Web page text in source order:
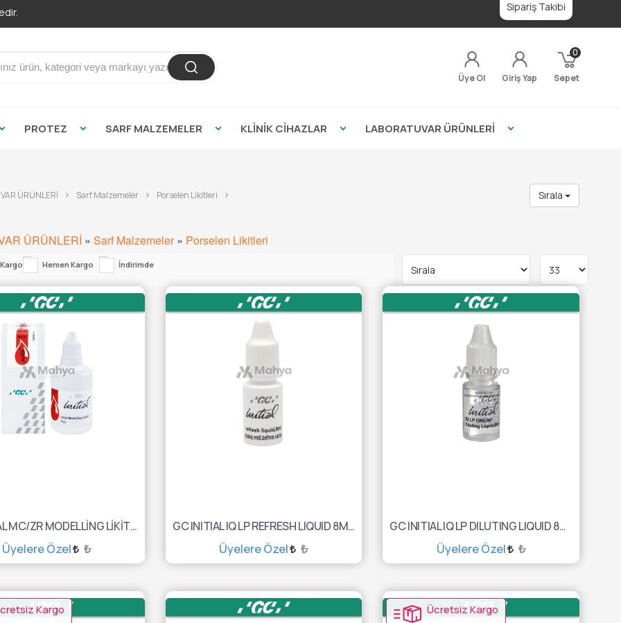
Sipariş Takibi
Üye Ol Giriş Yap Sepet
0
PROTEZ SARF MALZEMELER KLİNİK CİHAZLAR LABORATUVAR ÜRÜNLERİ
ÜRÜNLERİ Sarf Malzemeler Porselen Likitleri Sırala
ÜRÜNLERİ» Sarf Malzemeler» Porselen Likitleri
Hemen Kargo İndirimde
GC INITIAL MC/ZR MODELLİNG LİKİT PLUS 50ML10003016
Üyelere Özel ₺
GC INITIAL IQ LP REFRESH LIQUID 8ML 10007016
Üyelere Özel ₺
GC INITIAL IQ LP DILUTING LIQUID 8ML 10007015
Üyelere Özel ₺
Kargo Ücretsiz Kargo